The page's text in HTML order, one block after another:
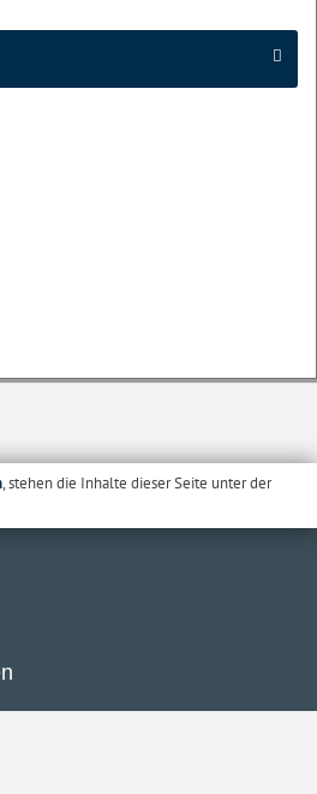
, stehen die Inhalte dieser Seite unter der